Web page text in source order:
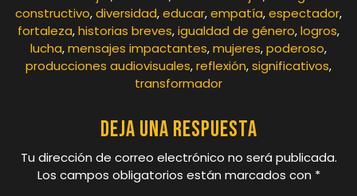
constructivo,diversidad,educar,empatía,espectador,
fortaleza,historias breves,igualdad de género,logros,
lucha,mensajes impactantes,mujeres,poderoso,
producciones audiovisuales,reflexión,significativos,
transformador
Deja una respuesta
Tu dirección de correo electrónico no será publicada.
Los campos obligatorios están marcados con *